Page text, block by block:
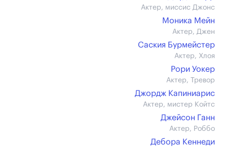
Актер, миссис Джонс
Моника Мейн
Актер, Джен
Саския Бурмейстер
Актер, Хлоя
Рори Уокер
Актер, Тревор
Джордж Капиниарис
Актер, мистер Койтс
Джейсон Ганн
Актер, Роббо
Дебора Кеннеди